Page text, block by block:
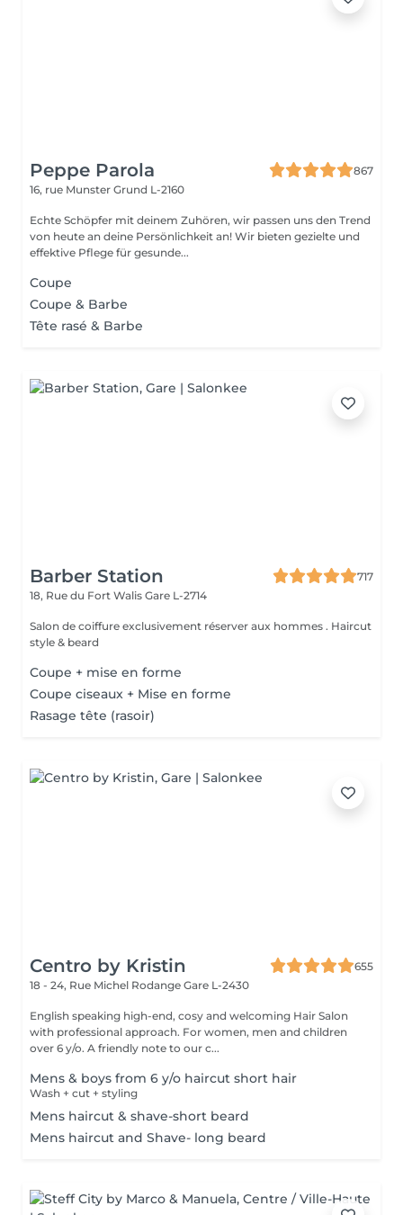
Peppe Parola
867
16, rue Munster Grund L-2160
Echte Schöpfer mit deinem Zuhören, wir passen uns den Trend
von heute an deine Persönlichkeit an! Wir bieten gezielte und
effektive Pflege für gesunde...
Coupe
Coupe & Barbe
Tête rasé & Barbe
Barber Station
717
18, Rue du Fort Walis Gare L-2714
Salon de coiffure exclusivement réserver aux hommes . Haircut
style & beard
Coupe + mise en forme
Coupe ciseaux + Mise en forme
Rasage tête (rasoir)
Centro by Kristin
655
18 - 24, Rue Michel Rodange Gare L-2430
English speaking high-end, cosy and welcoming Hair Salon
with professional approach. For women, men and children
over 6 y/o. A friendly note to our c...
Mens & boys from 6 y/o haircut short hair
Wash + cut + styling
Mens haircut & shave-short beard
Mens haircut and Shave- long beard